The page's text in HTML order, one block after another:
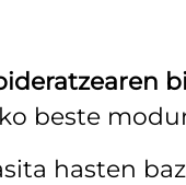
beste
hasten